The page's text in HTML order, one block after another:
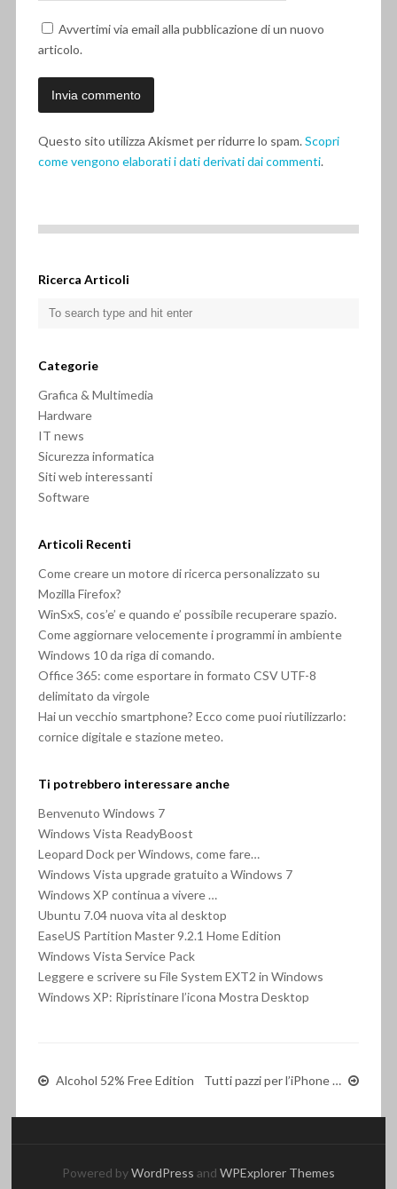
Avvertimi via email alla pubblicazione di un nuovo
articolo.
Questo sito utilizza Akismet per ridurre lo spam.Scopri
come vengono elaborati i dati derivati dai commenti.
Ricerca Articoli
Categorie
Grafica & Multimedia
Hardware
IT news
Sicurezza informatica
Siti web interessanti
Software
Articoli Recenti
Come creare un motore di ricerca personalizzato su
Mozilla Firefox?
WinSxS, cos’e’ e quando e’ possibile recuperare spazio.
Come aggiornare velocemente i programmi in ambiente
Windows 10 da riga di comando.
Office 365: come esportare in formato CSV UTF-8
delimitato da virgole
Hai un vecchio smartphone? Ecco come puoi riutilizzarlo:
cornice digitale e stazione meteo.
Ti potrebbero interessare anche
Benvenuto Windows 7
Windows Vista ReadyBoost
Leopard Dock per Windows, come fare…
Windows Vista upgrade gratuito a Windows 7
Windows XP continua a vivere …
Ubuntu 7.04 nuova vita al desktop
EaseUS Partition Master 9.2.1 Home Edition
Windows Vista Service Pack
Leggere e scrivere su File System EXT2 in Windows
Windows XP: Ripristinare l’icona Mostra Desktop
Alcohol 52% Free Edition Tutti pazzi per l’iPhone …
Powered byWordPress and WPExplorer Themes